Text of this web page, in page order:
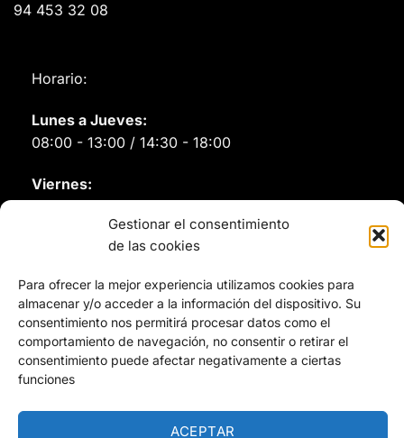
Gestionar el consentimiento
de las cookies
Para ofrecer la mejor experiencia utilizamos cookies para
almacenar y/o acceder a la información del dispositivo. Su
consentimiento nos permitirá procesar datos como el
comportamiento de navegación, no consentir o retirar el
consentimiento puede afectar negativamente a ciertas
funciones
ACEPTAR
94 453 32 08
Horario:
Lunes a Jueves:
08:00 - 13:00 / 14:30 - 18:00
Viernes:
08:00 - 14:00
Remmers
Renner